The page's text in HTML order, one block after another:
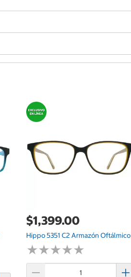
$1,399.00
Hippo 5351 C2 Armazón Oftálmico
★★★★★
★★★★★